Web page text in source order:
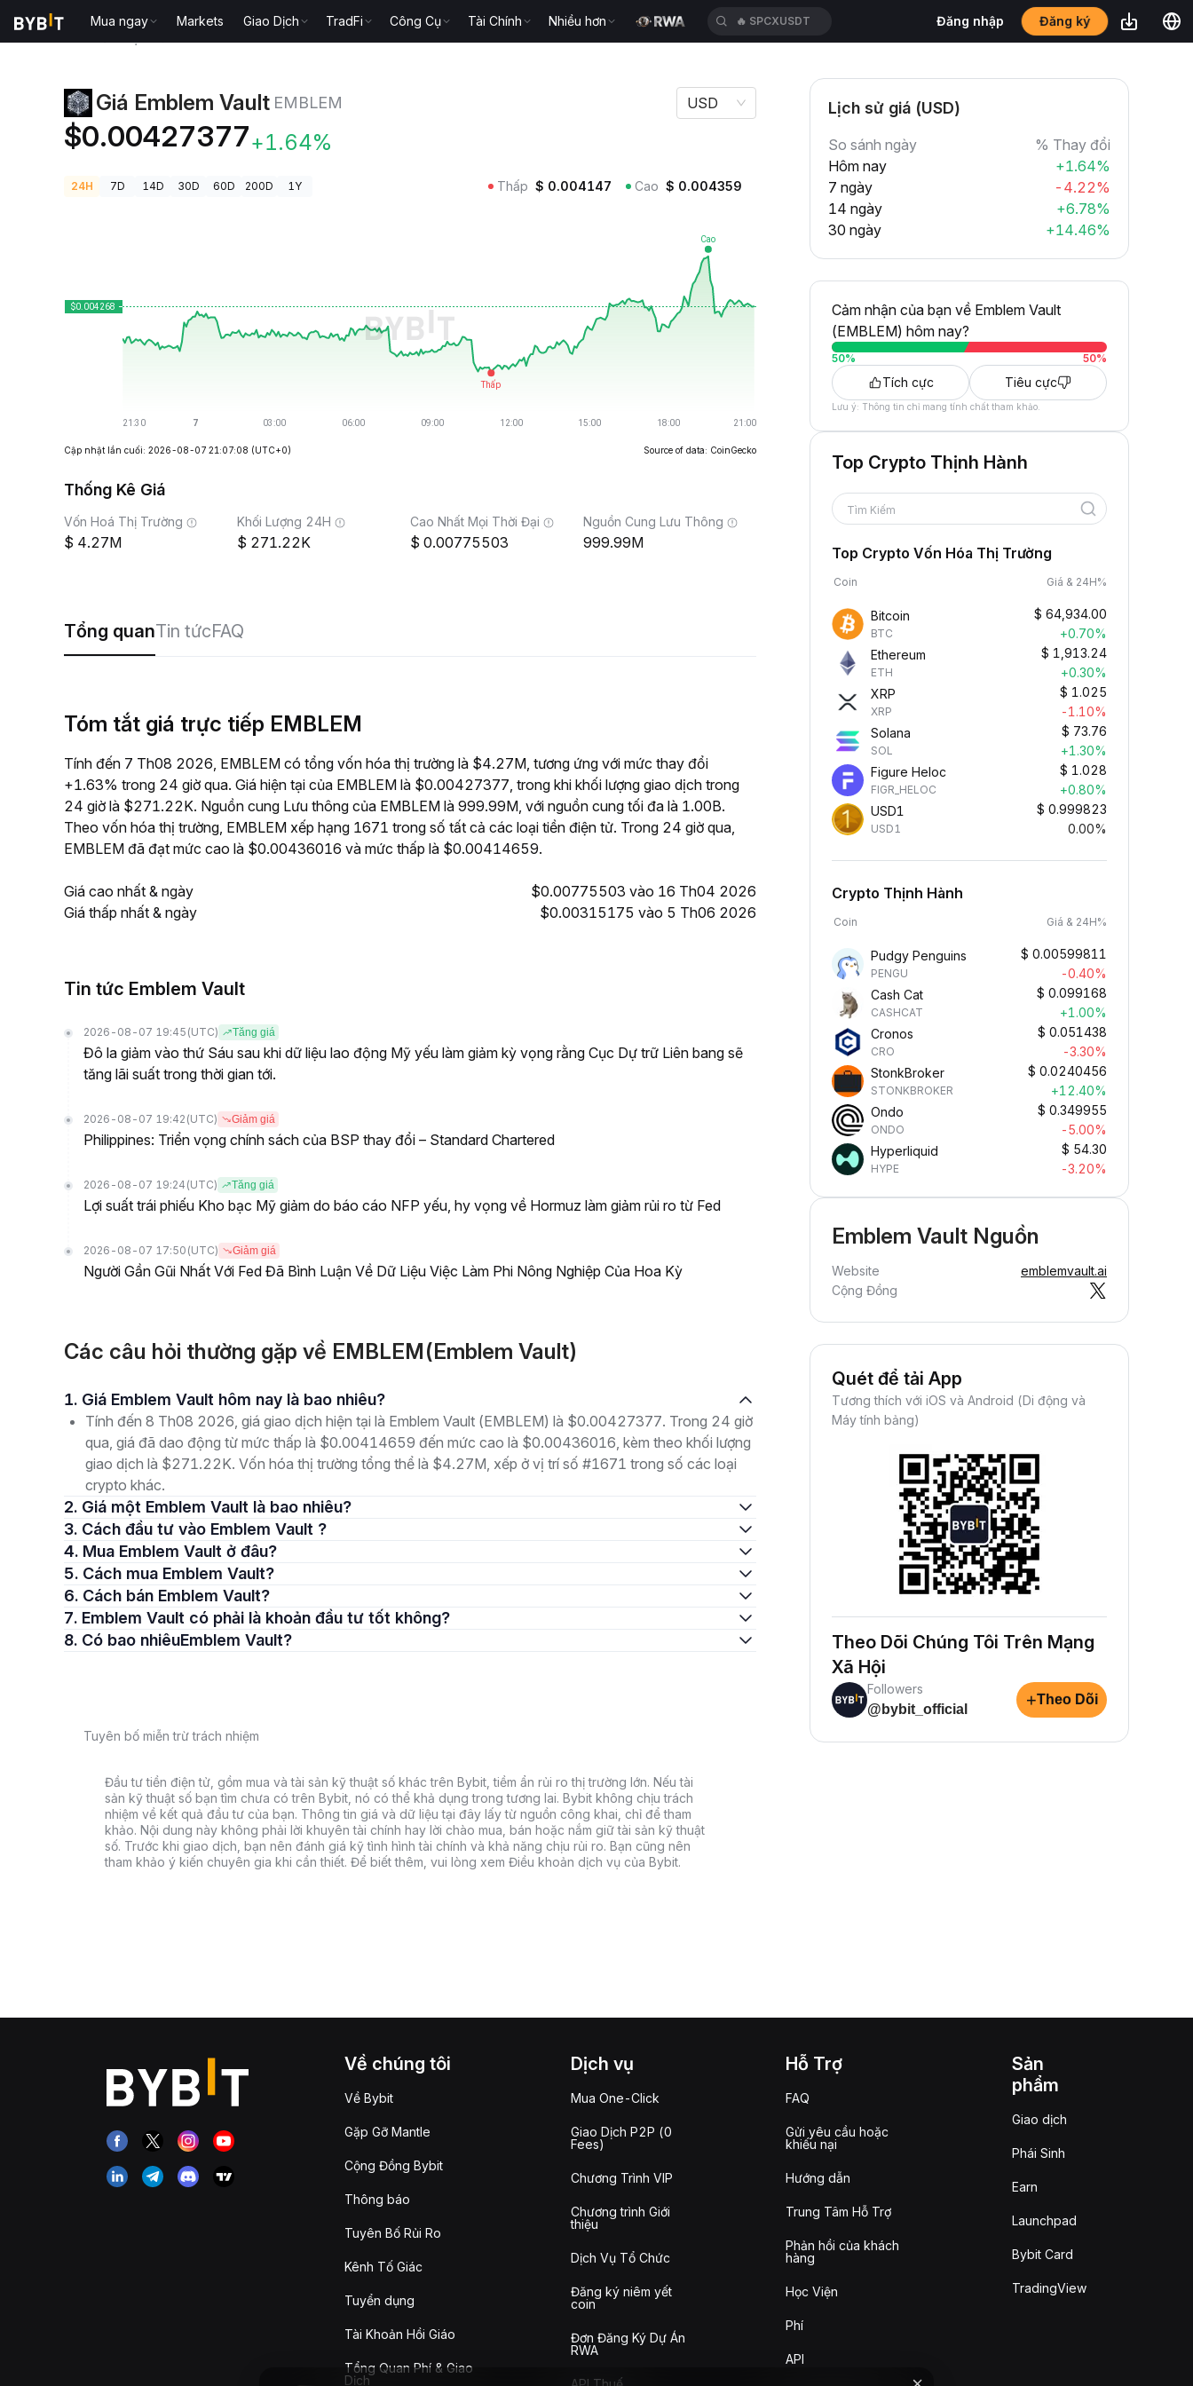
Mua ngay Markets Giao Dịch TradFi Công Cụ Tài Chính Nhiều hơn 🔥 SPCXUSDT Đăng nhập Đăng ký
Giá Emblem Vault EMBLEM
$0.00427377+1.64%
USD
24H 7D 14D 30D 60D 200D 1Y Thấp $ 0.004147 Cao $ 0.004359
Cập nhật lần cuối: 2026-08-07 21:07:08 (UTC+0) Source of data: CoinGecko
Thống Kê Giá
Vốn Hoá Thị Trường
4.27M
Khối Lượng 24H
271.22K
Cao Nhất Mọi Thời Đại
0.00775503
Nguồn Cung Lưu Thông
999.99M
Tổng quanTin tứcFAQ
Tóm tắt giá trực tiếp EMBLEM
Tính đến 7 Th08 2026, EMBLEM có tổng vốn hóa thị trường là $4.27M, tương ứng với mức thay đổi
+1.63% trong 24 giờ qua. Giá hiện tại của EMBLEM là $0.00427377, trong khi khối lượng giao dịch trong
24 giờ là $271.22K. Nguồn cung Lưu thông của EMBLEM là 999.99M, với nguồn cung tối đa là 1.00B.
Theo vốn hóa thị trường, EMBLEM xếp hạng 1671 trong số tất cả các loại tiền điện tử. Trong 24 giờ qua,
EMBLEM đã đạt mức cao là $0.00436016 và mức thấp là $0.00414659.
Giá cao nhất & ngày
$0.00775503 vào 16 Th04 2026
Giá thấp nhất & ngày
$0.00315175 vào 5 Th06 2026
Tin tức Emblem Vault
2026-08-07 19:45 (UTC) Tăng giá
Đô la giảm vào thứ Sáu sau khi dữ liệu lao động Mỹ yếu làm giảm kỳ vọng rằng Cục Dự trữ Liên bang sẽ
tăng lãi suất trong thời gian tới.
2026-08-07 19:42 (UTC) Giảm giá
Philippines: Triển vọng chính sách của BSP thay đổi – Standard Chartered
2026-08-07 19:24 (UTC) Tăng giá
Lợi suất trái phiếu Kho bạc Mỹ giảm do báo cáo NFP yếu, hy vọng về Hormuz làm giảm rủi ro từ Fed
2026-08-07 17:50 (UTC) Giảm giá
Người Gần Gũi Nhất Với Fed Đã Bình Luận Về Dữ Liệu Việc Làm Phi Nông Nghiệp Của Hoa Kỳ
Các câu hỏi thường gặp về EMBLEM(Emblem Vault)
1. Giá Emblem Vault hôm nay là bao nhiêu?
Tính đến 8 Th08 2026, giá giao dịch hiện tại là Emblem Vault (EMBLEM) là $0.00427377. Trong 24 giờ
qua, giá đã dao động từ mức thấp là $0.00414659 đến mức cao là $0.00436016, kèm theo khối lượng
giao dịch là $271.22K. Vốn hóa thị trường tổng thể là $4.27M, xếp ở vị trí số #1671 trong số các loại
crypto khác.
2. Giá một Emblem Vault là bao nhiêu?
3. Cách đầu tư vào Emblem Vault ?
4. Mua Emblem Vault ở đâu?
5. Cách mua Emblem Vault?
6. Cách bán Emblem Vault?
7. Emblem Vault có phải là khoản đầu tư tốt không?
8. Có bao nhiêuEmblem Vault?
Tuyên bố miễn trừ trách nhiệm
Đầu tư tiền điện tử, gồm mua và tài sản kỹ thuật số khác trên Bybit, tiềm ẩn rủi ro thị trường lớn. Nếu tài
sản kỹ thuật số bạn tìm chưa có trên Bybit, nó có thể khả dụng trong tương lai. Bybit không chịu trách
nhiệm về kết quả đầu tư của bạn. Thông tin giá và dữ liệu tại đây lấy từ nguồn công khai, chỉ để tham
khảo. Nội dung này không phải lời khuyên tài chính hay lời chào mua, bán hoặc nắm giữ tài sản kỹ thuật
số. Trước khi giao dịch, bạn nên đánh giá kỹ tình hình tài chính và khả năng chịu rủi ro. Bạn cũng nên
tham khảo ý kiến chuyên gia khi cần thiết. Để biết thêm, vui lòng xem Điều khoản dịch vụ của Bybit.
Lịch sử giá (USD)
So sánh ngày
% Thay đổi
Hôm nay
+1.64%
7 ngày
-4.22%
14 ngày
+6.78%
30 ngày
+14.46%
Cảm nhận của bạn về Emblem Vault
(EMBLEM) hôm nay?
50% 50%
Tích cực Tiêu cực
Lưu ý: Thông tin chỉ mang tính chất tham khảo.
Top Crypto Thịnh Hành
Tìm Kiếm
Top Crypto Vốn Hóa Thị Trường
Coin Giá & 24H%
Bitcoin
BTC
$ 64,934.00
+0.70%
Ethereum
ETH
$ 1,913.24
+0.30%
XRP
XRP
$ 1.025
-1.10%
Solana
SOL
$ 73.76
+1.30%
Figure Heloc
FIGR_HELOC
$ 1.028
+0.80%
USD1
USD1
$ 0.999823
0.00%
Crypto Thịnh Hành
Coin Giá & 24H%
Pudgy Penguins
PENGU
$ 0.00599811
-0.40%
Cash Cat
CASHCAT
$ 0.099168
+1.00%
Cronos
CRO
$ 0.051438
-3.30%
StonkBroker
STONKBROKER
$ 0.0240456
+12.40%
Ondo
ONDO
$ 0.349955
-5.00%
Hyperliquid
HYPE
$ 54.30
-3.20%
Emblem Vault Nguồn
Website
emblemvault.ai
Cộng Đồng
Quét để tải App
Tương thích với iOS và Android (Di động và
Máy tính bảng)
Theo Dõi Chúng Tôi Trên Mạng
Xã Hội
Followers
@bybit_official
+Theo Dõi
Về chúng tôi
Về Bybit
Gặp Gỡ Mantle
Cộng Đồng Bybit
Thông báo
Tuyên Bố Rủi Ro
Kênh Tố Giác
Tuyển dụng
Tài Khoản Hồi Giáo
Tổng Quan Phí & Giao
Dịch
Dịch vụ
Mua One-Click
Giao Dịch P2P (0
Fees)
Chương Trình VIP
Chương trình Giới
thiệu
Dịch Vụ Tổ Chức
Đăng ký niêm yết
coin
Đơn Đăng Ký Dự Án
RWA
Hỗ Trợ
FAQ
Gửi yêu cầu hoặc
khiếu nại
Hướng dẫn
Trung Tâm Hỗ Trợ
Phản hồi của khách
hàng
Học Viện
Phí
API
Sản
phẩm
Giao dịch
Phái Sinh
Earn
Launchpad
Bybit Card
TradingView